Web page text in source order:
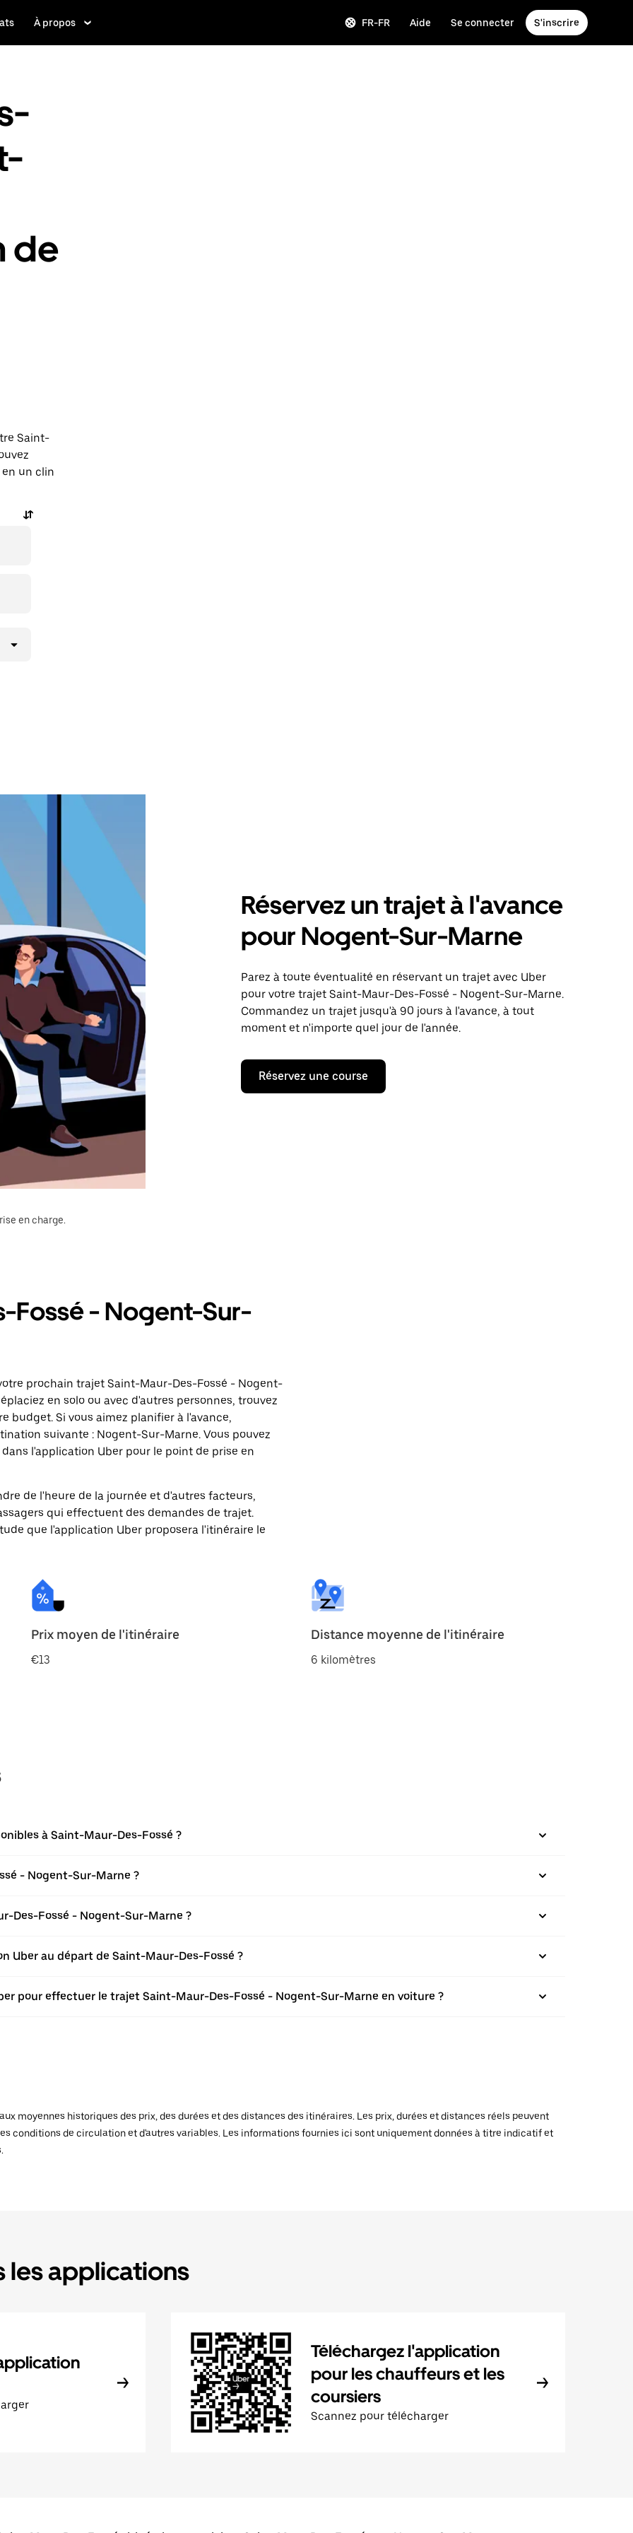
À propos FR-FR Aide Se connecter S'inscrire
de
Saint-
un clin
Réservez un trajet à l'avance
pour Nogent-Sur-Marne
Parez à toute éventualité en réservant un trajet avec Uber
pour votre trajet Saint-Maur-Des-Fossé - Nogent-Sur-Marne.
Commandez un trajet jusqu'à 90 jours à l'avance, à tout
moment et n'importe quel jour de l'année.
Réservez une course
en charge.
Fossé - Nogent-Sur-
prochain trajet Saint-Maur-Des-Fossé - Nogent-
en solo ou avec d'autres personnes, trouvez
budget. Si vous aimez planifier à l'avance,
suivante : Nogent-Sur-Marne. Vous pouvez
l'application Uber pour le point de prise en
de l'heure de la journée et d'autres facteurs,
qui effectuent des demandes de trajet.
que l'application Uber proposera l'itinéraire le
Prix moyen de l'itinéraire
€13
Distance moyenne de l'itinéraire
6 kilomètres
à Saint-Maur-Des-Fossé ?
- Nogent-Sur-Marne ?
Des-Fossé - Nogent-Sur-Marne ?
Uber au départ de Saint-Maur-Des-Fossé ?
pour effectuer le trajet Saint-Maur-Des-Fossé - Nogent-Sur-Marne en voiture ?
moyennes historiques des prix, des durées et des distances des itinéraires. Les prix, durées et distances réels peuvent
conditions de circulation et d'autres variables. Les informations fournies ici sont uniquement données à titre indicatif et
les applications
Téléchargez l'application
pour les chauffeurs et les
coursiers
Scannez pour télécharger